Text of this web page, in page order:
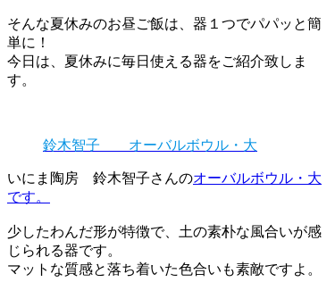
そんな夏休みのお昼ご飯は、器１つでパパッと簡
単に！
今日は、夏休みに毎日使える器をご紹介致しま
す。
鈴木智子 オーバルボウル・大
いにま陶房 鈴木智子さんのオーバルボウル・大
です。
少したわんだ形が特徴で、土の素朴な風合いが感
じられる器です。
マットな質感と落ち着いた色合いも素敵ですよ。